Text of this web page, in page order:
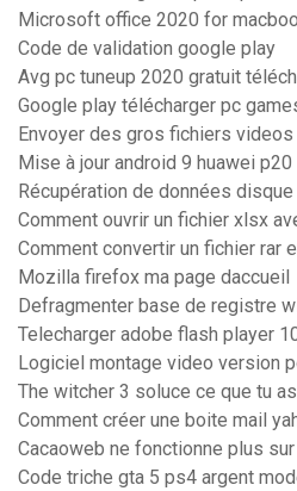
Microsoft office 2020 for
Code de validation google play
Avg pc tuneup 2020 gratuit
Google play télécharger pc
Envoyer des gros fichiers videos
Mise à jour android 9 huawei p20
Récupération de données
Comment ouvrir un fichier xlsx
Comment convertir un fichier rar
Mozilla firefox ma page daccueil
Defragmenter base de registre
Telecharger adobe flash player
Logiciel montage video version
The witcher 3 soluce ce que tu
Comment créer une boite mail
Cacaoweb ne fonctionne plus
Code triche gta 5 ps4 argent